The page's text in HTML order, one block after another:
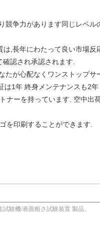
競争力があります同じレベル
,長年にわたって良い市場反
認され承認されます.
たが心配なくワンストップサ
は1年 終身メンテナンスも2年
ナーを持っています. 空中出
を印刷することができます.